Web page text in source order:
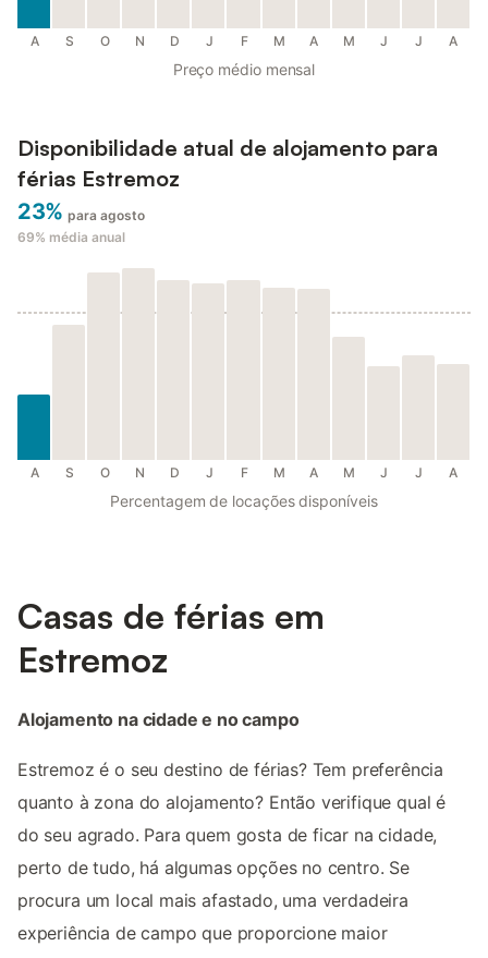
A S O N D J F M A M J J A
Preço médio mensal
Disponibilidade atual de alojamento para
férias Estremoz
23% para agosto
69% média anual
A S O N D J F M A M J J A
Percentagem de locações disponíveis
Casas de férias em
Estremoz
Alojamento na cidade e no campo
Estremoz é o seu destino de férias? Tem preferência
quanto à zona do alojamento? Então verifique qual é
do seu agrado. Para quem gosta de ficar na cidade,
perto de tudo, há algumas opções no centro. Se
procura um local mais afastado, uma verdadeira
experiência de campo que proporcione maior